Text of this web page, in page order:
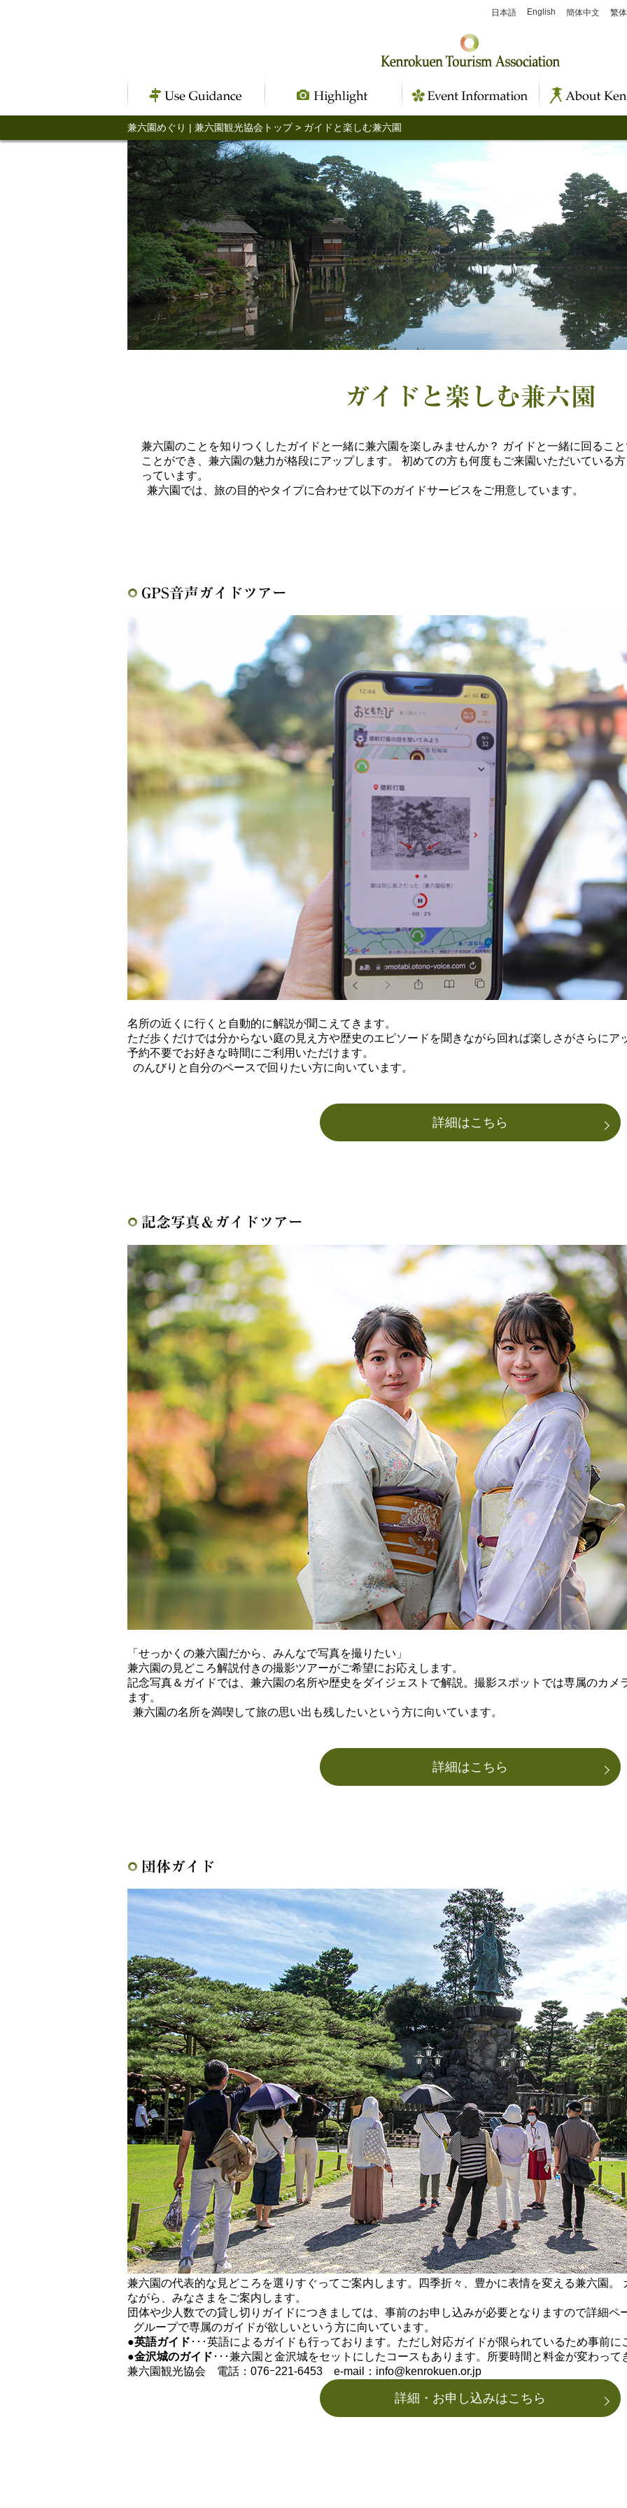
日本語 English 簡体中文 繁
兼六園めぐり | 兼六園観光協会トップ> ガイドと楽しむ兼六園
ガイドと楽しむ兼六園
兼六園のことを知りつくしたガイドと一緒に兼六園を楽しみませんか？ ガイドと一緒に回るこ
ことができ、兼六園の魅力が格段にアップします。 初めての方も何度もご来園いただいている
っています。
兼六園では、旅の目的やタイプに合わせて以下のガイドサービスをご用意しています。
GPS音声ガイドツアー
名所の近くに行くと自動的に解説が聞こえてきます。
ただ歩くだけでは分からない庭の見え方や歴史のエピソードを聞きながら回れば楽しさがさらにア
予約不要でお好きな時間にご利用いただけます。
のんびりと自分のペースで回りたい方に向いています。
詳細はこちら
記念写真＆ガイドツアー
「せっかくの兼六園だから、みんなで写真を撮りたい」
兼六園の見どころ解説付きの撮影ツアーがご希望にお応えします。
記念写真＆ガイドでは、兼六園の名所や歴史をダイジェストで解説。撮影スポットでは専属のカメ
ます。
兼六園の名所を満喫して旅の思い出も残したいという方に向いています。
詳細はこちら
団体ガイド
兼六園の代表的な見どころを選りすぐってご案内します。四季折々、豊かに表情を変える兼六園。
ながら、みなさまをご案内します。
団体や少人数での貸し切りガイドにつきましては、事前のお申し込みが必要となりますので詳細ペ
グループで専属のガイドが欲しいという方に向いています。
●英語ガイド ･･･英語によるガイドも行っております。ただし対応ガイドが限られているため事前に
●金沢城のガイド ･･･兼六園と金沢城をセットにしたコースもあります。所要時間と料金が変わっ
兼六園観光協会 電話：076ｰ221-6453 e-mail：info@kenrokuen.or.jp
詳細・お申し込みはこちら